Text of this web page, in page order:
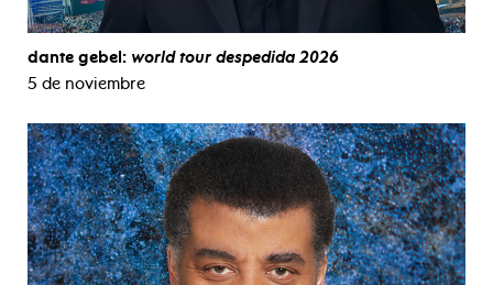
dante gebel: world tour despedida 2026
5 de noviembre